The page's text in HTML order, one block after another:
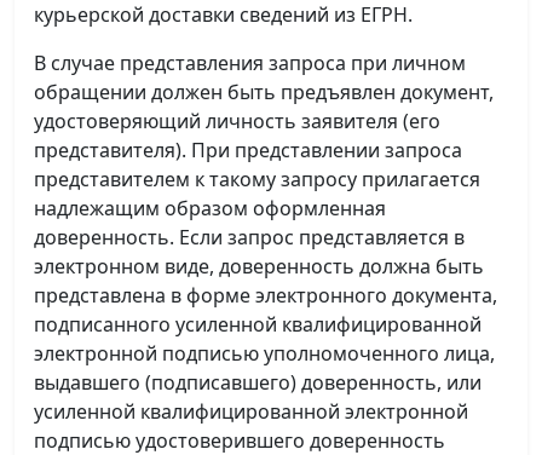
курьерской доставки сведений из ЕГРН.
В случае представления запроса при личном
обращении должен быть предъявлен документ,
удостоверяющий личность заявителя (его
представителя). При представлении запроса
представителем к такому запросу прилагается
надлежащим образом оформленная
доверенность. Если запрос представляется в
электронном виде, доверенность должна быть
представлена в форме электронного документа,
подписанного усиленной квалифицированной
электронной подписью уполномоченного лица,
выдавшего (подписавшего) доверенность, или
усиленной квалифицированной электронной
подписью удостоверившего доверенность